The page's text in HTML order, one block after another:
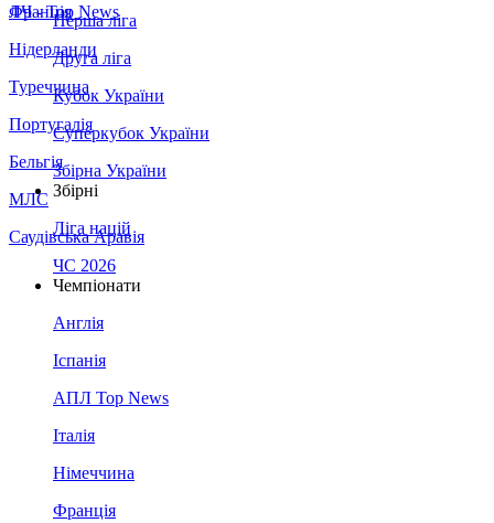
Франція
Нідерланди
Туреччина
Португалія
Бельгія
МЛС
Саудівська Аравія
ЛЧ - Top News
Перша ліга
Друга ліга
Кубок України
Суперкубок України
Збірна України
Збірні
Ліга націй
ЧС 2026
Чемпіонати
Англія
Іспанія
АПЛ Top News
Італія
Німеччина
Франція